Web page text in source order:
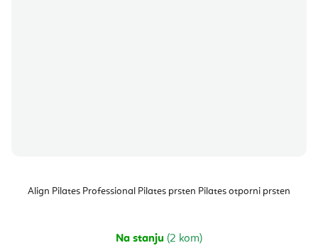
Align Pilates Professional Pilates prsten Pilates otporni prsten
Na stanju (2 kom)